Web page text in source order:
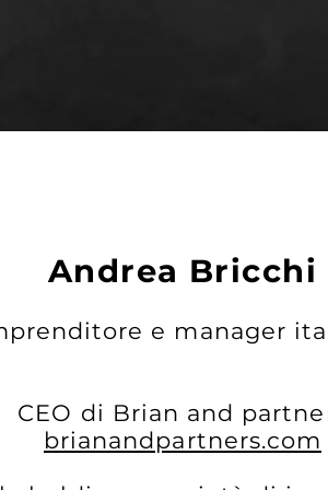
Andrea Bricchi
e manager
CEO di Brian and
brianandpartners.com​